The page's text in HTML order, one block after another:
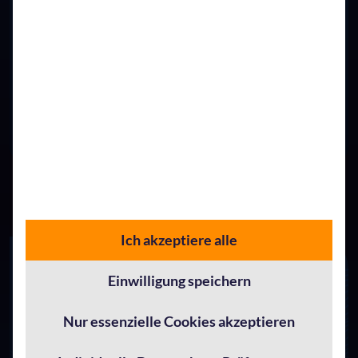
Ich akzeptiere alle
Einwilligung speichern
Nur essenzielle Cookies akzeptieren